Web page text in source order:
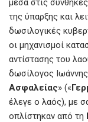
μέσα στις
της ύπαρξης και
δωσιλογικές
οι μηχανισμοί
αντίστασης του
δωσίλογος
Ασφαλείας» («
έλεγε ο λαός), με
οπλίστηκαν από τη